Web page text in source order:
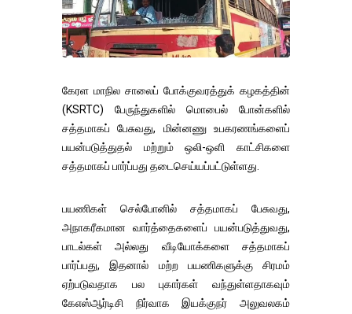
கேரள மாநில சாலைப் போக்குவரத்துக் கழகத்தின்
(KSRTC) பேருந்துகளில் மொபைல் போன்களில்
சத்தமாகப் பேசுவது, மின்னணு உபகரணங்களைப்
பயன்படுத்துதல் மற்றும் ஒலி-ஒளி காட்சிகளை
சத்தமாகப் பார்ப்பது தடைசெய்யப்பட்டுள்ளது.
பயணிகள் செல்போனில் சத்தமாகப் பேசுவது,
அநாகரீகமான வார்த்தைகளைப் பயன்படுத்துவது,
பாடல்கள் அல்லது வீடியோக்களை சத்தமாகப்
பார்ப்பது, இதனால் மற்ற பயணிகளுக்கு சிரமம்
ஏற்படுவதாக பல புகார்கள் வந்துள்ளதாகவும்
கேஎஸ்ஆர்டிசி நிர்வாக இயக்குநர் அலுவலகம்